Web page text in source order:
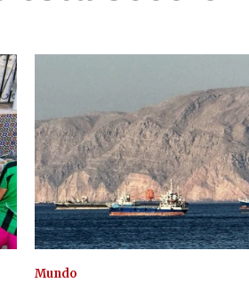
Mundo